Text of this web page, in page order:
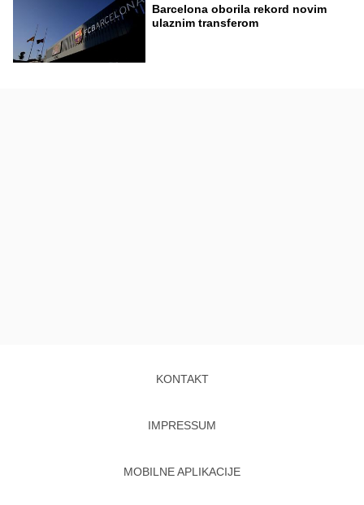
Barcelona oborila rekord novim
ulaznim transferom
KONTAKT
IMPRESSUM
MOBILNE APLIKACIJE